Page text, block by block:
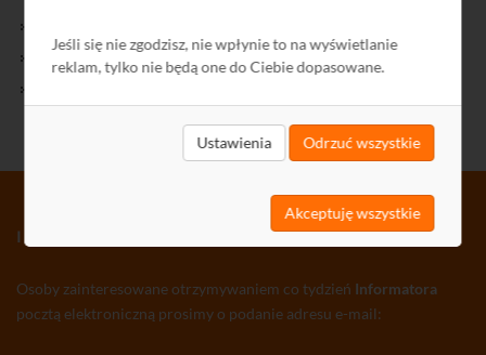
Jeśli się nie zgodzisz, nie wpłynie to na wyświetlanie
reklam, tylko nie będą one do Ciebie dopasowane.
Ustawienia Odrzuć wszystkie
Akceptuję wszystkie
Polityka Prywatności
INFORMATOR TV-SAT CCTV WLAN
Osoby zainteresowane otrzymywaniem co tydzień Informatora
pocztą elektroniczną prosimy o podanie adresu e-mail: